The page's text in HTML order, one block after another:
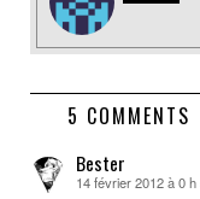
5 COMMENTS
Bester
dit :
14 février 2012 à 0 h